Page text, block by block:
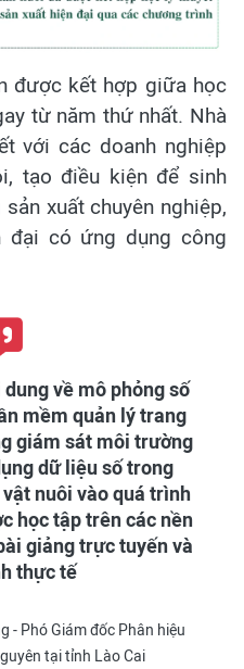
được kết hợp giữa học
từ năm thứ nhất. Nhà
với các doanh nghiệp
tạo điều kiện để sinh
xuất chuyên nghiệp,
đại có ứng dụng công
về mô phỏng số
mềm quản lý trang
giám sát môi trường
dữ liệu số trong
nuôi vào quá trình
học tập trên các nền
giảng trực tuyến và
thực tế
- Phó Giám đốc Phân hiệu
tại tỉnh Lào Cai